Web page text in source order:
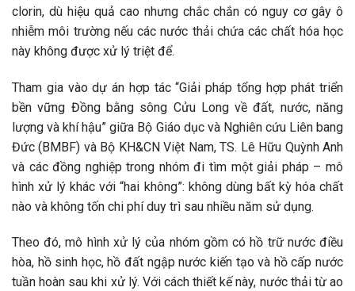
clorin, dù hiệu quả cao nhưng chắc chắn có nguy cơ gây ô
nhiễm môi trường nếu các nước thải chứa các chất hóa học
này không được xử lý triệt để.
Tham gia vào dự án hợp tác “Giải pháp tổng hợp phát triển
bền vững Đồng bằng sông Cửu Long về đất, nước, năng
lượng và khí hậu” giữa Bộ Giáo dục và Nghiên cứu Liên bang
Đức (BMBF) và Bộ KH&CN Việt Nam, TS. Lê Hữu Quỳnh Anh
và các đồng nghiệp trong nhóm đi tìm một giải pháp – mô
hình xử lý khác với “hai không”: không dùng bất kỳ hóa chất
nào và không tốn chi phí duy trì sau nhiều năm sử dụng.
Theo đó, mô hình xử lý của nhóm gồm có hồ trữ nước điều
hòa, hồ sinh học, hồ đất ngập nước kiến tạo và hồ cấp nước
tuần hoàn sau khi xử lý. Với cách thiết kế này, nước thải từ ao